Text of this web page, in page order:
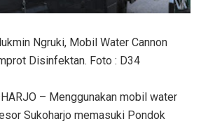
Ngruki, Mobil Water Cannon
Disinfektan. Foto : D34
– Menggunakan mobil water
Sukoharjo memasuki Pondok